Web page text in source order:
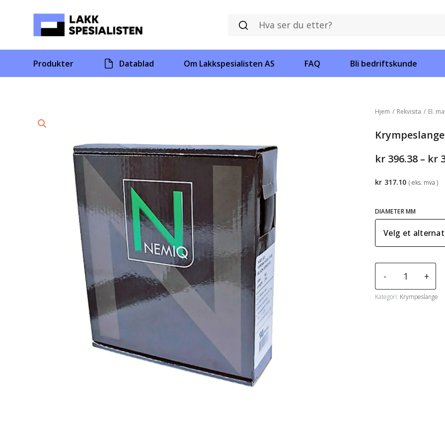
Produkter Datablad Om Lakkspesialisten AS FAQ Bli bedriftskunde
Hjem / Rekvisita / El.
kr 396.38 – kr
DIAMETER MM
-
3:1
Lim
+
Kategori: Krympeslange
kr 317.10 ( eks. mva )